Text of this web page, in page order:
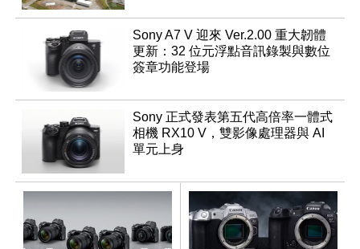
Sony A7 V 迎來 Ver.2.00 重大韌體
更新：32 位元浮點音訊錄製與數位
簽章功能登場
Sony 正式發表第五代高倍率一體式
相機 RX10 V，雙影像處理器與 AI
單元上身